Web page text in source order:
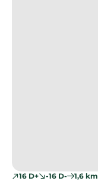
16 D+ -16 D- 1,6 km